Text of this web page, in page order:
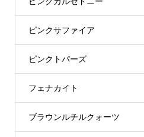
ピンクサファイア
ピンクトパーズ
フェナカイト
ブラウンルチルクォーツ